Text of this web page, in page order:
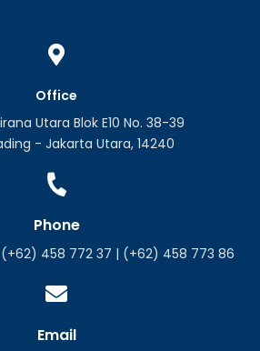
Office
Utara Blok E10 No. 38-39
- Jakarta Utara, 14240
Phone
458 772 37 | (+62) 458 773 86
Email